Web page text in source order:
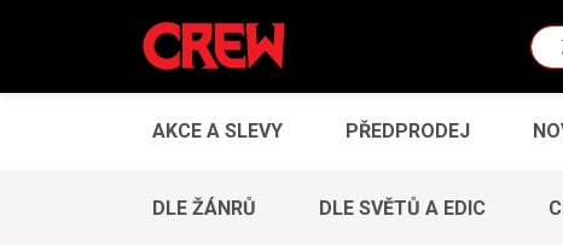
AKCE A SLEVY PŘEDPRODEJ
DLE ŽÁNRŮ DLE SVĚTŮ A EDIC